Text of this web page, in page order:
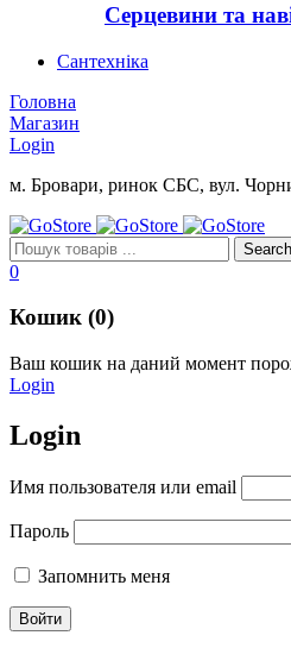
Серцевини та
Сантехніка
Головна
Магазин
Login
м. Бровари, ринок СБС, вул.
0
Кошик (0)
Ваш кошик на даний момент
Login
Login
Имя пользователя или email
Пароль
Запомнить меня